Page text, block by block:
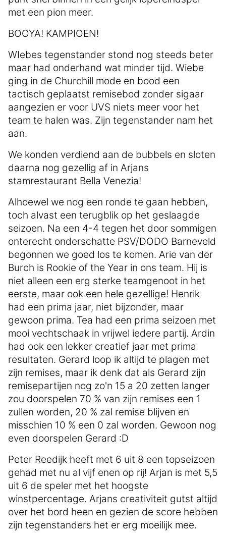
met een pion meer.
BOOYA! KAMPIOEN!
WIebes tegenstander stond nog steeds beter
maar had onderhand wat minder tijd. Wiebe
ging in de Churchill mode en bood een
tactisch geplaatst remisebod zonder sigaar
aangezien er voor UVS niets meer voor het
team te halen was. Zijn tegenstander nam het
aan.
We konden verdiend aan de bubbels en sloten
daarna nog gezellig af in Arjans
stamrestaurant Bella Venezia!
Alhoewel we nog een ronde te gaan hebben,
toch alvast een terugblik op het geslaagde
seizoen. Na een 4-4 tegen het door sommigen
onterecht onderschatte PSV/DODO Barneveld
begonnen we goed los te komen. Arie van der
Burch is Rookie of the Year in ons team. Hij is
niet alleen een erg sterke teamgenoot in het
eerste, maar ook een hele gezellige! Henrik
had een prima jaar, niet bijzonder, maar
gewoon prima. Tea had een prima seizoen met
mooi vechtschaak in vrijwel iedere partij. Ardin
had ook een lekker creatief jaar met prima
resultaten. Gerard loop ik altijd te plagen met
zijn remises, maar ik denk dat als Gerard zijn
remisepartijen nog zo'n 15 a 20 zetten langer
zou doorspelen 70 % van zijn remises een 1
zullen worden, 20 % zal remise blijven en
misschien 10 % een 0 zal worden. Gewoon nog
even doorspelen Gerard :D
Peter Reedijk heeft met 6 uit 8 een topseizoen
gehad met nu al vijf enen op rij! Arjan is met 5,5
uit 6 de speler met het hoogste
winstpercentage. Arjans creativiteit gutst altijd
over het bord heen en gezien de score hebben
zijn tegenstanders het er erg moeilijk mee.